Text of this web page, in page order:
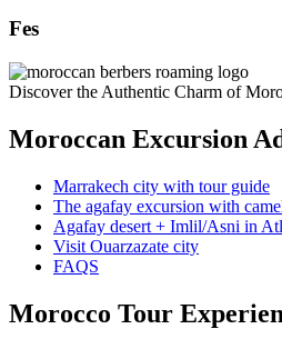
Fes
Discover the Authentic Charm of
Moroccan Excursion
Marrakech city with tour guide
The agafay excursion with
Agafay desert + Imlil/Asni in
Visit Ouarzazate city
FAQS
Morocco Tour